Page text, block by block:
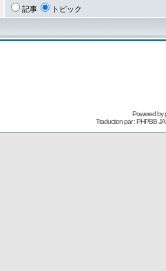
記事 トピック
Powered by
Traduction par : PHPBB